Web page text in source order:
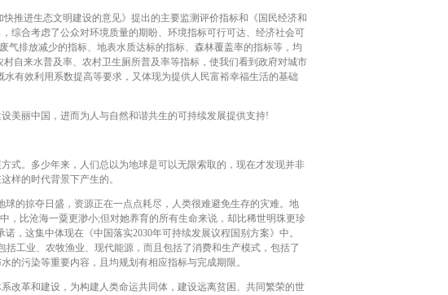
进生态文明建设的意见》提出的主要监测评价指标和《国民经济和
综合考虑了公众对环境质量的期盼、环境指标可行可达、经济社会可
气排放减少的指标、地表水质达标的指标、森林覆盖率的指标等，均
自来水普及率、农村卫生厕所普及率等指标，使我们看到政府对城市
有效利用系数提高等要求，又体现为提供人民富裕幸福生活的基础
丽中国，进而为人与自然和谐共生的可持续发展提供支持!
。多少年来，人们总以为地球是可以无限索取的，现在才发现并非
样的时代背景下产生的。
的掠夺日盛，资源正在一点点耗尽，人类很难避免生存的灾难。地
，比沧海一粟更渺小;但对她养育的所有生命来说，却比稀世明珠更珍
，这集中体现在《中国落实2030年可持续发展议程国别方案》中。
工业、农牧渔业、现代能源，而且包括了消费和生产模式，包括了
的污染等重要内容，且均规划有相应指标与完成期限。
革和建设，为构建人类命运共同体，建设远离贫困、共同繁荣的世